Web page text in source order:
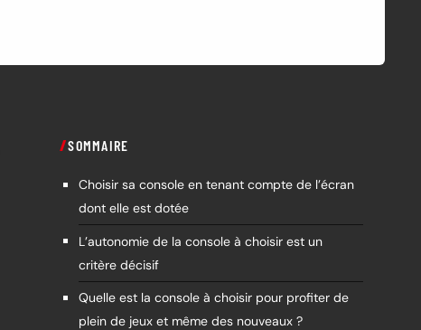
SOMMAIRE
Choisir sa console en tenant compte de l’écran
dont elle est dotée
L’autonomie de la console à choisir est un
critère décisif
Quelle est la console à choisir pour profiter de
plein de jeux et même des nouveaux ?